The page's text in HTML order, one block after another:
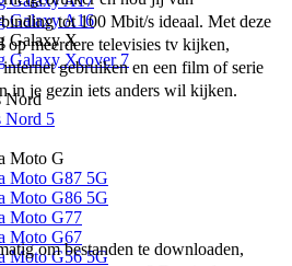
Galaxy A16
Galaxy X
Galaxy Xcover 7
Nord
Nord 5
Moto G
Moto G87 5G
Moto G86 5G
Moto G77
Moto G67
Moto G56 5G
tot 100 Mbit/s ideaal. Met deze
meerdere televisies tv kijken,
gebruiken en een film of serie
in je gezin iets anders wil kijken.
om bestanden te downloaden,